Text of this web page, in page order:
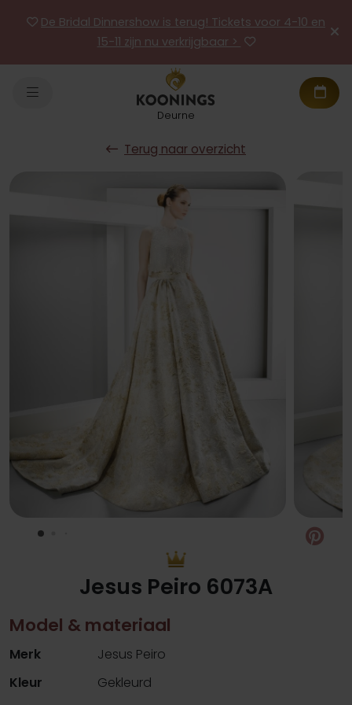
De Bridal Dinnershow is terug! Tickets voor 4-10 en
15-11 zijn nu verkrijgbaar >
Deurne
Terug naar overzicht
Jesus Peiro 6073A
Model & materiaal
Merk
Jesus Peiro
Kleur
Gekleurd